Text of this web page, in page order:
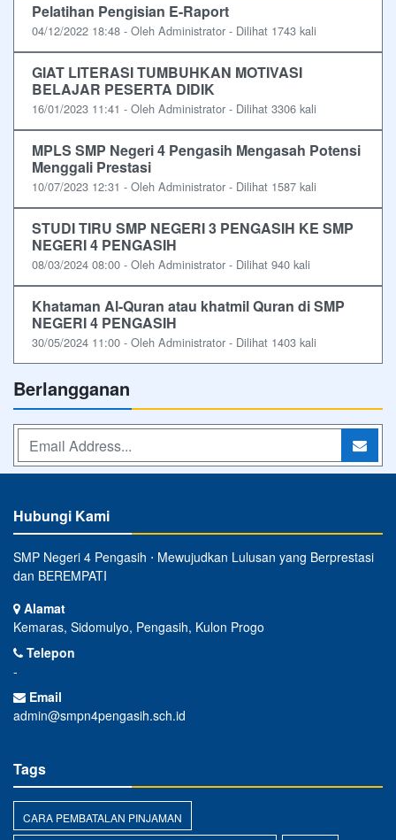
Pelatihan Pengisian E-Raport
04/12/2022 18:48 - Oleh Administrator - Dilihat 1743 kali
GIAT LITERASI TUMBUHKAN MOTIVASI
BELAJAR PESERTA DIDIK
16/01/2023 11:41 - Oleh Administrator - Dilihat 3306 kali
MPLS SMP Negeri 4 Pengasih Mengasah Potensi
Menggali Prestasi
10/07/2023 12:31 - Oleh Administrator - Dilihat 1587 kali
STUDI TIRU SMP NEGERI 3 PENGASIH KE SMP
NEGERI 4 PENGASIH
08/03/2024 08:00 - Oleh Administrator - Dilihat 940 kali
Khataman Al-Quran atau khatmil Quran di SMP
NEGERI 4 PENGASIH
30/05/2024 11:00 - Oleh Administrator - Dilihat 1403 kali
Berlangganan
Hubungi Kami
SMP Negeri 4 Pengasih ⋅ Mewujudkan Lulusan yang Berprestasi
dan BEREMPATI
Alamat
Kemaras, Sidomulyo, Pengasih, Kulon Progo
Telepon
-
Email
admin@smpn4pengasih.sch.id
Tags
CARA PEMBATALAN PINJAMAN